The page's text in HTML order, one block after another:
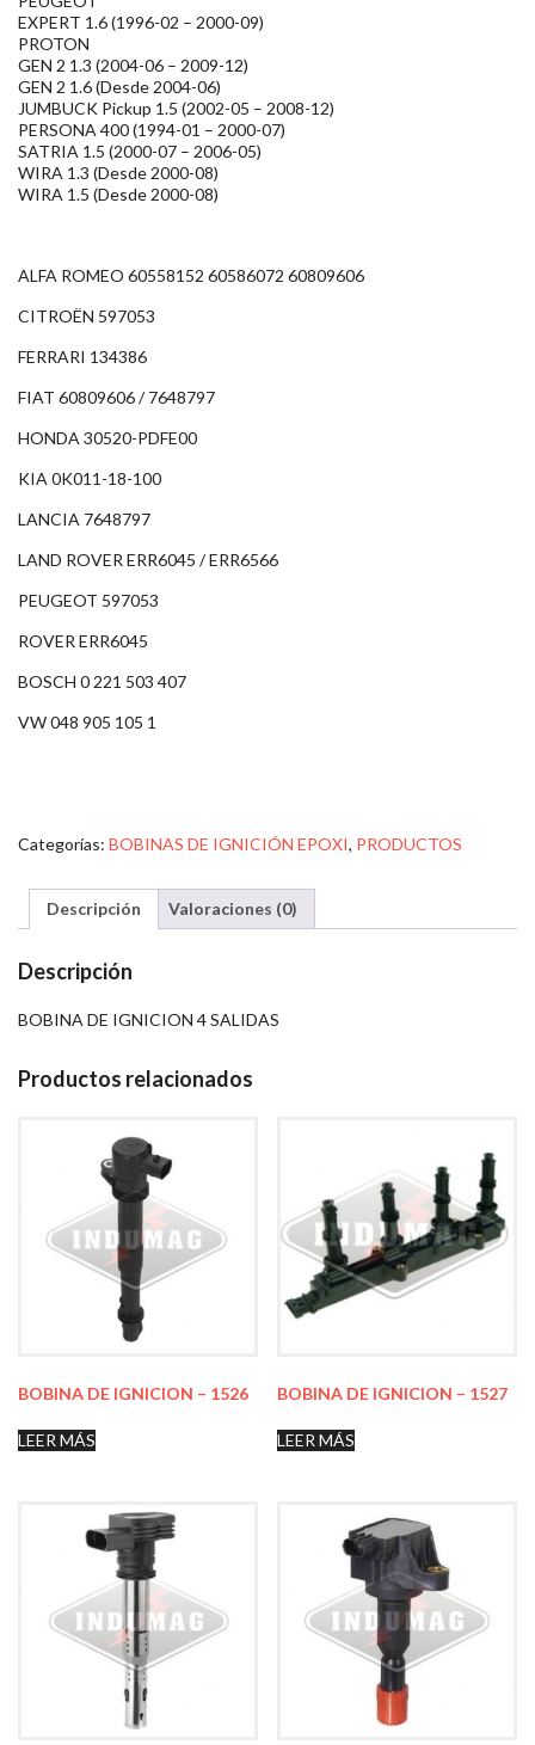
EXPERT 1.6 (1996-02 – 2000-09)
PROTON
GEN 2 1.3 (2004-06 – 2009-12)
GEN 2 1.6 (Desde 2004-06)
JUMBUCK Pickup 1.5 (2002-05 – 2008-12)
PERSONA 400 (1994-01 – 2000-07)
SATRIA 1.5 (2000-07 – 2006-05)
WIRA 1.3 (Desde 2000-08)
WIRA 1.5 (Desde 2000-08)
ALFA ROMEO 60558152 60586072 60809606
CITROËN 597053
FERRARI 134386
FIAT 60809606 / 7648797
HONDA 30520-PDFE00
KIA 0K011-18-100
LANCIA 7648797
LAND ROVER ERR6045 / ERR6566
PEUGEOT 597053
ROVER ERR6045
BOSCH 0 221 503 407
VW 048 905 105 1
Categorías: BOBINAS DE IGNICIÓN EPOXI, PRODUCTOS
Descripción Valoraciones (0)
Descripción
BOBINA DE IGNICION 4 SALIDAS
Productos relacionados
BOBINA DE IGNICION – 1526
LEER MÁS
BOBINA DE IGNICION – 1527
LEER MÁS